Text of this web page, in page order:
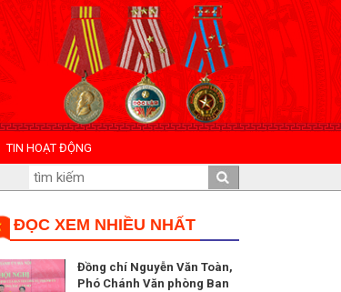
TIN HOẠT ĐỘNG
ĐỌC XEM NHIỀU NHẤT
Đồng chí Nguyễn Văn Toàn,
Phó Chánh Văn phòng Ban